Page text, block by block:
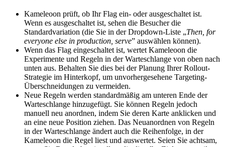
Kameleoon prüft, ob Ihr Flag ein- oder ausgeschaltet ist.
Wenn es ausgeschaltet ist, sehen die Besucher die
Standardvariation (die Sie in der Dropdown-Liste „Then, for
everyone else in production, serve” auswählen können).
Wenn das Flag eingeschaltet ist, wertet Kameleoon die
Experimente und Regeln in der Warteschlange von oben nach
unten aus. Behalten Sie dies bei der Planung Ihrer Rollout-
Strategie im Hinterkopf, um unvorhergesehene Targeting-
Überschneidungen zu vermeiden.
Neue Regeln werden standardmäßig am unteren Ende der
Warteschlange hinzugefügt. Sie können Regeln jedoch
manuell neu anordnen, indem Sie deren Karte anklicken und
an eine neue Position ziehen. Das Neuanordnen von Regeln
in der Warteschlange ändert auch die Reihenfolge, in der
Kameleoon die Regel liest und auswertet. Seien Sie achtsam,